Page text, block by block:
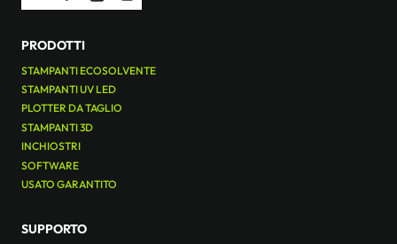
PRODOTTI
STAMPANTI ECOSOLVENTE
STAMPANTI UV LED
PLOTTER DA TAGLIO
STAMPANTI 3D
INCHIOSTRI
SOFTWARE
USATO GARANTITO
SUPPORTO